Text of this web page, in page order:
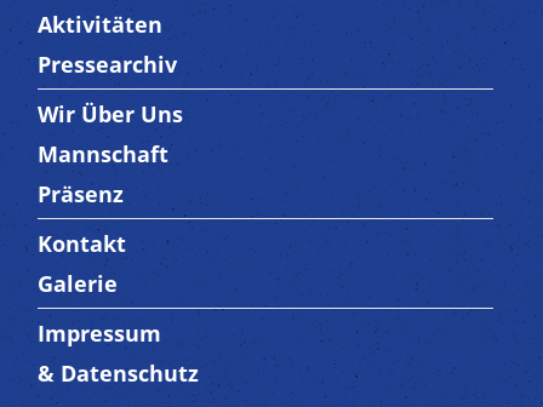
Aktivitäten
Pressearchiv
Trenner3
Wir Über Uns
Mannschaft
Präsenz
Trenner4
Kontakt
Galerie
Trenner 5
Impressum
& Datenschutz